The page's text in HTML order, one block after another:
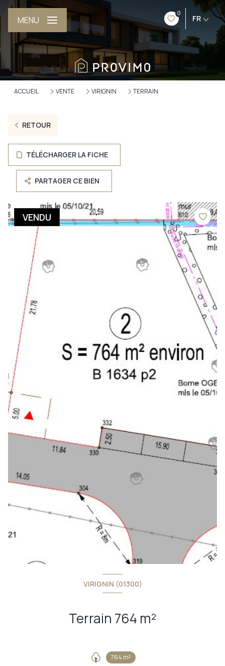
0
FR
MENU
ACCUEIL VENTE VIRIGNIN TERRAIN
RETOUR
TÉLÉCHARGER LA FICHE
PARTAGER CE BIEN
VENDU
VIRIGNIN (01300)
Terrain 764 m²
764 m²